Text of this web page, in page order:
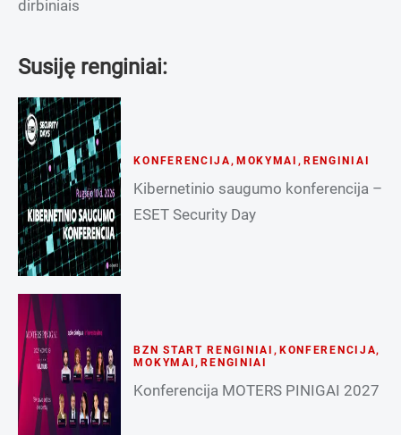
dirbiniais
Susiję renginiai:
KONFERENCIJA , MOKYMAI , RENGINIAI
Kibernetinio saugumo konferencija –
ESET Security Day
BZN START RENGINIAI , KONFERENCIJA,
MOKYMAI ,RENGINIAI
Konferencija MOTERS PINIGAI 2027